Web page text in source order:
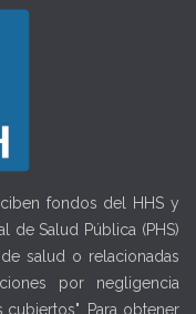
fondos del HHS y
de Salud Pública (PHS)
salud o relacionadas
por negligencia
Para obtener